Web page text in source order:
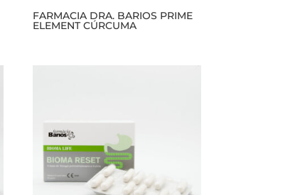
FARMACIA DRA. BARIOS PRIME
ELEMENT CÚRCUMA